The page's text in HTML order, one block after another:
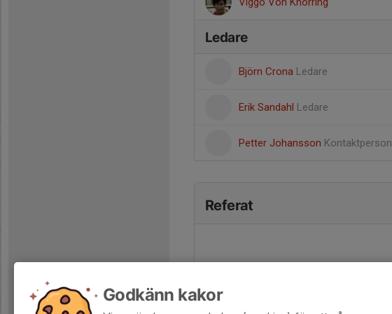
Ledare
Björn Crona Ledare
Erik Sandahl Ledare
Petter Johansson Kontaktperson
Referat
Godkänn kakor